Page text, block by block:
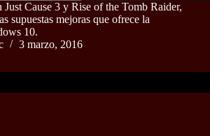
Cause 3 y Rise of the Tomb Raider,
supuestas mejoras que ofrece la
10.
3 marzo, 2016